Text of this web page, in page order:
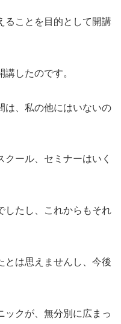
ることを目的として開講
講したのです。
は、私の他にはいないの
ール、セミナーはいく
したし、これからもそれ
とは思えませんし、今後
ックが、無分別に広まっ